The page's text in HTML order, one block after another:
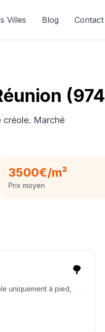
Villes Blog Contact
(974
Marché
3500€/m²
Prix moyen
🌳
uniquement à pied,